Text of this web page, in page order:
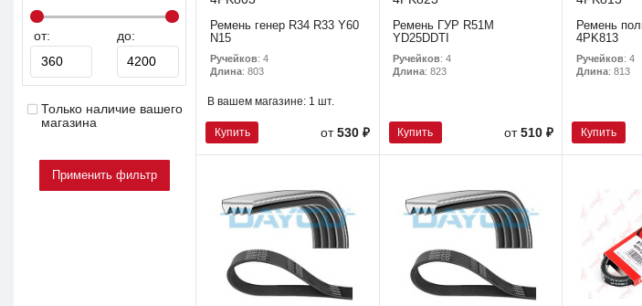
от: до:
Только наличие вашего
магазина
Ремень генер R34 R33 Y60
N15
Ручейков: 4
Длина: 803
В вашем магазине: 1 шт.
Купить от530 ₽
Ремень ГУР R51M
YD25DDTI
Ручейков: 4
Длина: 823
Купить от 510 ₽
Ремень
4PK813
Ручейков: 4
Длина: 813
Купить